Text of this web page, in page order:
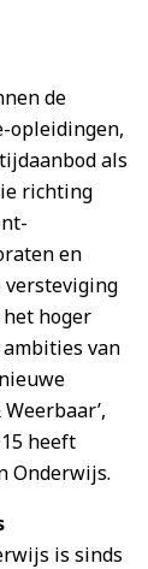
de
opleidingen,
als
richting
en
versteviging
hoger
van
heeft
Onderwijs.
is sinds